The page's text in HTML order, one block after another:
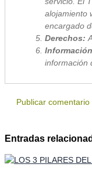
alojamiento
encargado
Derechos:
información
Entradas